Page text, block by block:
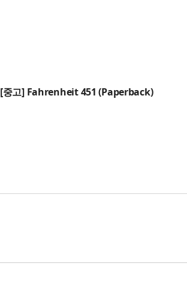
[중고] Fahrenheit 451 (Paperback)